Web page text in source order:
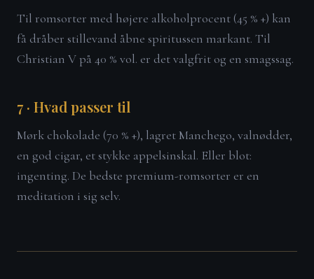
Til romsorter med højere alkoholprocent (45 % +) kan
få dråber stillevand åbne spiritussen markant. Til
Christian V på 40 % vol. er det valgfrit og en smagssag.
7 · Hvad passer til
Mørk chokolade (70 % +), lagret Manchego, valnødder,
en god cigar, et stykke appelsinskal. Eller blot:
ingenting. De bedste premium-romsorter er en
meditation i sig selv.